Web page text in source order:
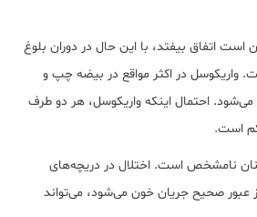
اتفاق بیفتد، با این حال در دوران بلوغ
واریکوسل در اکثر مواقع در بیضه چپ و
احتمال اینکه واریکوسل، هر دو طرف
کم است.
نامشخص است. اختلال در دریچه‌های
اسپرماتیک است که مانع از عبور صحیح جریان خون می‏‌شود، می‌‎تواند